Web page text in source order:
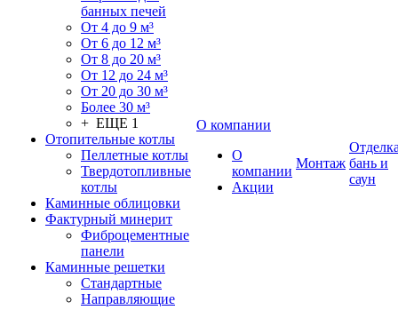
банных печей
От 4 до 9 м³
От 6 до 12 м³
От 8 до 20 м³
От 12 до 24 м³
От 20 до 30 м³
Более 30 м³
+ ЕЩЕ 1
Отопительные котлы
Пеллетные котлы
Твердотопливные
котлы
Каминные облицовки
Фактурный минерит
Фиброцементные
панели
Каминные решетки
Стандартные
Направляющие
О компании
О
компании
Акции
Монтаж бань и
саун